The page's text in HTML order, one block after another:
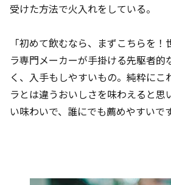
受けた方法で火入れをしている。
「初めて飲むなら、まずこちらを
ラ専門メーカーが手掛ける先駆者的
く、入手もしやすいもの。純粋にこ
ラとは違うおいしさを味わえると思
い味わいで、誰にでも薦めやすいで